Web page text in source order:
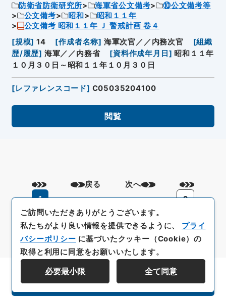
防衛省防衛研究所 海軍省公文備考
⑩公文備考等
公文備考
昭和
昭和１１年
公文備考 昭和１１年 Ｊ 警戒計画 卷４
[規模] 14 [作成者名称] 海軍次官／／内務次官 [組織
歴/履歴] 海軍／／内務省 [資料作成年月日 ] 昭和１１年
１０月３０日～昭和１１年１０月３０日
[レファレンスコード] C05035204100
閲覧
戻る
1
2
次へ
資料群階層を表示する
ご訪問いただきありがとうございます。
私たちがより良い情報を提供できるように、 プライ
バシーポリシー に基づいたクッキー（Cookie）の
取得と利用に同意をお願いいたします。
必要最小限 全て同意